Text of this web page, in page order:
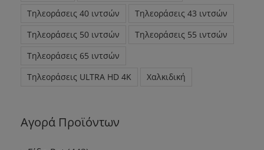
Τηλεοράσεις 40 ιντσών
Τηλεοράσεις 43 ιντσών
Τηλεοράσεις 50 ιντσών
Τηλεοράσεις 55 ιντσών
Τηλεοράσεις 65 ιντσών
Τηλεοράσεις ULTRA HD 4K
Χαλκιδική
Αγορά Προϊόντων